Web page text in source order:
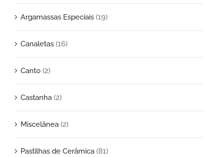
Argamassas Especiais (19)
Canaletas (16)
Canto (2)
Castanha (2)
Miscelânea (2)
Pastilhas de Cerâmica (81)